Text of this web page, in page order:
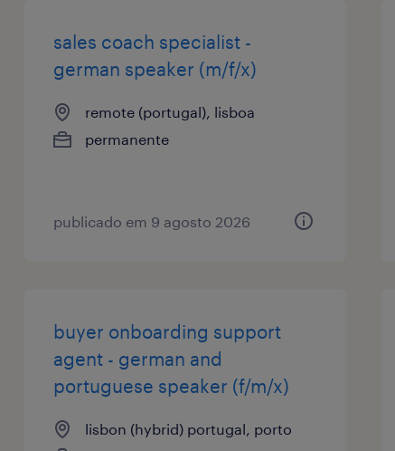
sales coach specialist -
german speaker (m/f/x)
remote (portugal), lisboa
permanente
publicado em 9 agosto 2026
buyer onboarding support
agent - german and
portuguese speaker (f/m/x)
lisbon (hybrid) portugal, porto